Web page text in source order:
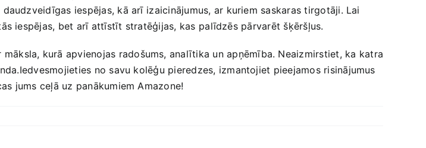
iespējas, kā arī⁢ izaicinājumus, ar kuriem saskaras tirgotāji. Lai
iespējas, bet arī attīstīt stratēģijas, kas⁢ palīdzēs pārvarēt šķēršļus.
kurā apvienojas radošums, analītika un apņēmība. Neaizmirstiet, ka katra
no savu kolēģu pieredzes, izmantojiet pieejamos risinājumus
⁤jums ceļā uz panākumiem Amazone!